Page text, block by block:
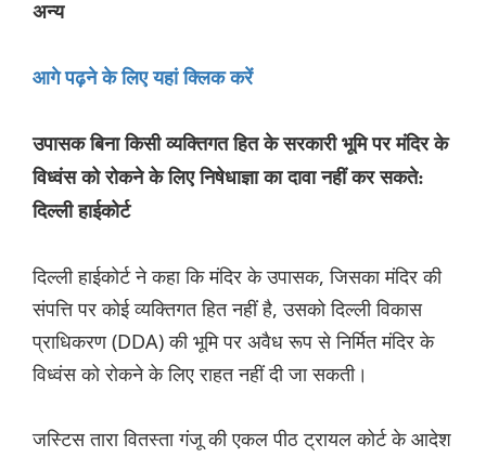
अन्य
आगे पढ़ने के लिए यहां क्लिक करें
उपासक बिना किसी व्यक्तिगत हित के सरकारी भूमि पर मंदिर के
विध्वंस को रोकने के लिए निषेधाज्ञा का दावा नहीं कर सकते:
दिल्ली हाईकोर्ट
दिल्ली हाईकोर्ट ने कहा कि मंदिर के उपासक, जिसका मंदिर की
संपत्ति पर कोई व्यक्तिगत हित नहीं है, उसको दिल्ली विकास
प्राधिकरण (DDA) की भूमि पर अवैध रूप से निर्मित मंदिर के
विध्वंस को रोकने के लिए राहत नहीं दी जा सकती।
जस्टिस तारा वितस्ता गंजू की एकल पीठ ट्रायल कोर्ट के आदेश